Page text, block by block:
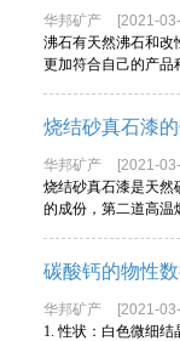
华邦矿产
[2021-
沸石有天然沸石和改
更加符合自己的产品
烧结砂真石漆
华邦矿产
[2021-
烧结砂真石漆是天然
的成份，第二道高温
碳酸钙的物性
华邦矿产
[2021-
1. 性状：白色微细结